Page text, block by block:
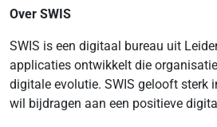
Over SWIS
SWIS is een digitaal bureau uit
applicaties ontwikkelt die
digitale evolutie. SWIS gelooft sterk
wil bijdragen aan een positieve